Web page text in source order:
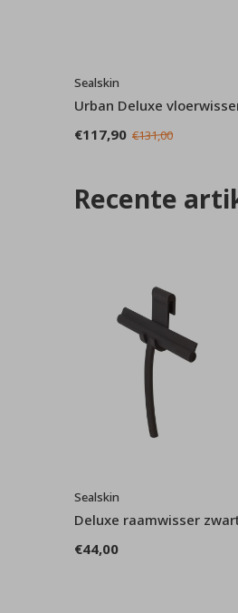
Sealskin
Urban Deluxe
€117,90 €131,00
Recente
Sealskin
Deluxe raamwisser
€44,00